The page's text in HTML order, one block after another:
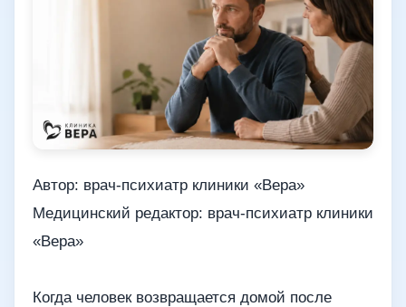
Автор: врач-психиатр клиники «Вера»
Медицинский редактор: врач-психиатр клиники
«Вера»
Когда человек возвращается домой после